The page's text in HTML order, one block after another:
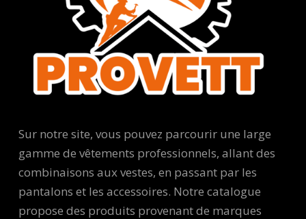
Sur notre site, vous pouvez parcourir une large
gamme de vêtements professionnels, allant des
combinaisons aux vestes, en passant par les
pantalons et les accessoires. Notre catalogue
propose des produits provenant de marques